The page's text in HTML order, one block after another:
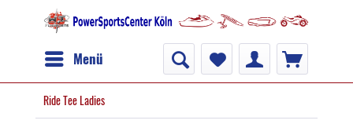
Menü
Ride Tee Ladies